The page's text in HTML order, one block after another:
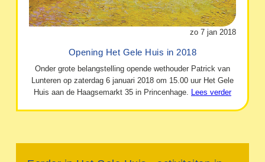
zo 7 jan 2018
Opening Het Gele Huis in 2018
Onder grote belangstelling opende wethouder Patrick van
Lunteren op zaterdag 6 januari 2018 om 15.00 uur Het Gele
Huis aan de Haagsemarkt 35 in Princenhage. Lees verder